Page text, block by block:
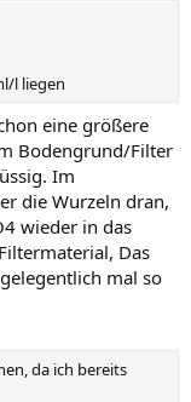
l liegen
eine größere
Bodengrund/Filter
Im
die Wurzeln dran,
wieder in das
Das
mal so
da ich bereits